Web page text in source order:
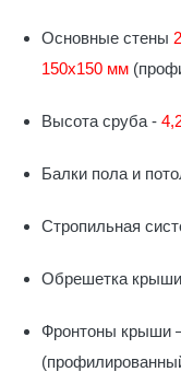
Основные стены
150х150 мм
Высота сруба -
Балки пола и
Стропильная
Обрешетка
Фронтоны крыши